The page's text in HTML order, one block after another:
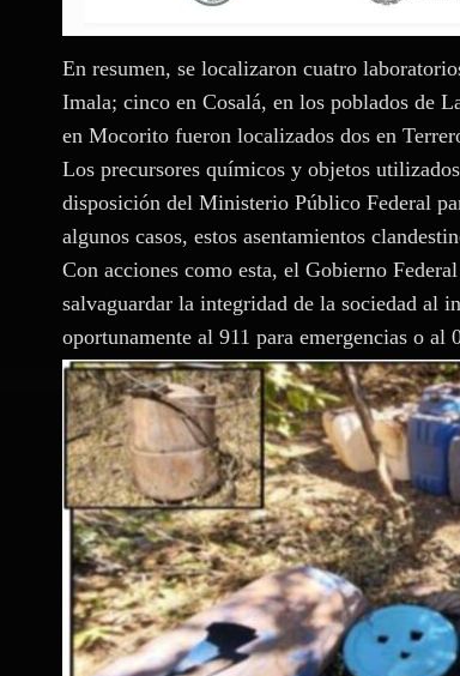
En resumen, se localizaron cuatro
Imala; cinco en Cosalá, en los poblados de
en Mocorito fueron localizados dos en
Los precursores químicos y objetos
disposición del Ministerio Público Federal
algunos casos, estos asentamientos
Con acciones como esta, el Gobierno
salvaguardar la integridad de la sociedad al
oportunamente al 911 para emergencias o al